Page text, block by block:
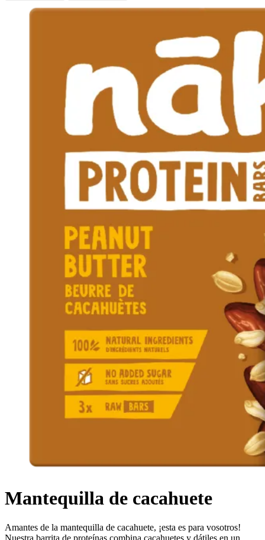
Mantequilla de cacahuete
Amantes de la mantequilla de cacahuete, ¡esta es para vosotros!
Nuestra barrita de proteínas combina cacahuetes y dátiles en un